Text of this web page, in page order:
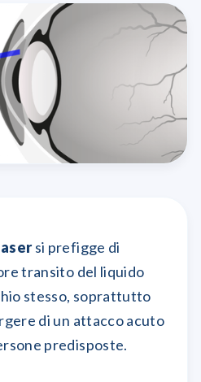
si prefigge di
transito del liquido
stesso, soprattutto
di un attacco acuto
predisposte.